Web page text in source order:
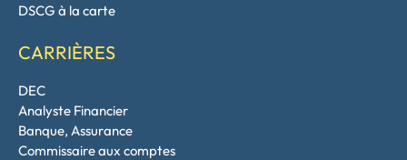
DSCG à la carte
CARRIÈRES
DEC
Analyste Financier
Banque, Assurance
Commissaire aux comptes